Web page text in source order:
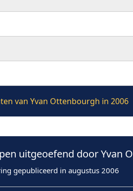
van Yvan Ottenbourgh in 2006
uitgeoefend door Yvan
gepubliceerd in augustus 2006